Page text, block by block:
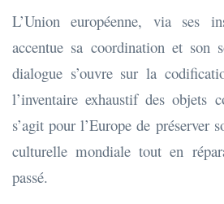
L’Union européenne, via ses
accentue sa coordination et son
dialogue s’ouvre sur la
l’inventaire exhaustif des objets
s’agit pour l’Europe de préserver
culturelle mondiale tout en
passé.